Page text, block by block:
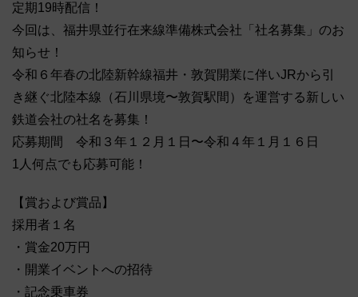
定期19時配信！
今回は、福井県並行在来線準備株式会社「社名募集」のお
知らせ！
令和６年春の北陸新幹線福井・敦賀開業に伴いJRから引
き継ぐ北陸本線（石川県境〜敦賀駅間）を運営する新しい
鉄道会社の社名を募集！
応募期間 令和３年１２月１日〜令和４年１月１６日
1人何点でも応募可能！
【賞および賞品】
採用者１名
・賞金20万円
・開業イベントへの招待
・記念乗車券